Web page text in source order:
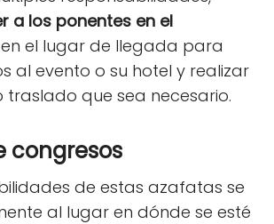
a los ponentes en el
el lugar de llegada para
al evento o su hotel y realizar
traslado que sea necesario.
congresos
de estas azafatas se
al lugar en dónde se esté